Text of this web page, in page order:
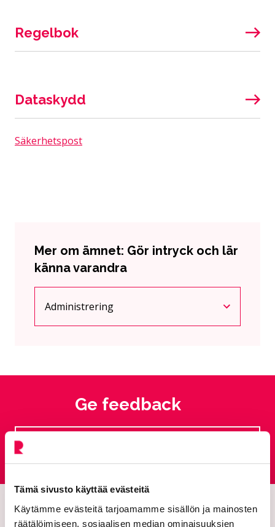
Tämä sivusto käyttää evästeitä
Käytämme evästeitä tarjoamamme sisällön ja mainosten
räätälöimiseen, sosiaalisen median ominaisuuksien
Regelbok
Dataskydd
Säkerhetspost
Mer om ämnet: Gör intryck och lär
känna varandra
Nuvarande sida
Administrering
Klicka för att komma åt menyn
Ge feedback